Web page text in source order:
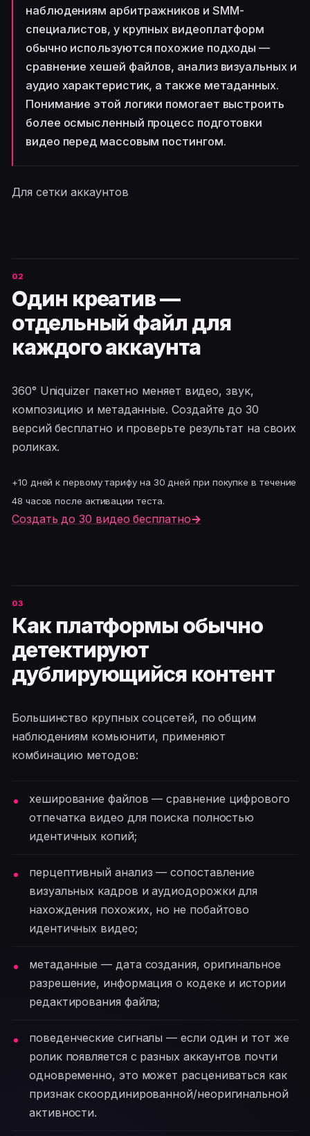
наблюдениям арбитражников и SMM-
специалистов, у крупных видеоплатформ
обычно используются похожие подходы —
сравнение хешей файлов, анализ визуальных и
аудио характеристик, а также метаданных.
Понимание этой логики помогает выстроить
более осмысленный процесс подготовки
видео перед массовым постингом.
Для сетки аккаунтов
Один креатив —
отдельный файл для
каждого аккаунта
360° Uniquizer пакетно меняет видео, звук,
композицию и метаданные. Создайте до 30
версий бесплатно и проверьте результат на своих
роликах.
+10 дней к первому тарифу на 30 дней при покупке в течение
48 часов после активации теста.
Создать до 30 видео бесплатно→
Как платформы обычно
детектируют
дублирующийся контент
Большинство крупных соцсетей, по общим
наблюдениям комьюнити, применяют
комбинацию методов:
хеширование файлов — сравнение цифрового
отпечатка видео для поиска полностью
идентичных копий;
перцептивный анализ — сопоставление
визуальных кадров и аудиодорожки для
нахождения похожих, но не побайтово
идентичных видео;
метаданные — дата создания, оригинальное
разрешение, информация о кодеке и истории
редактирования файла;
поведенческие сигналы — если один и тот же
ролик появляется с разных аккаунтов почти
одновременно, это может расцениваться как
признак скоординированной/неоригинальной
активности.